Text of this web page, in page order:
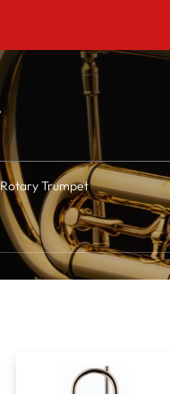
Rotary Trumpet